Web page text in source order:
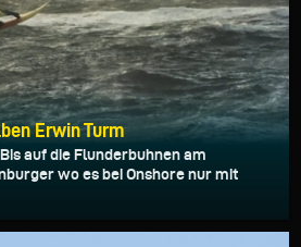
Erwin Turm
auf die Flunderbuhnen am
wo es bei Onshore nur mit